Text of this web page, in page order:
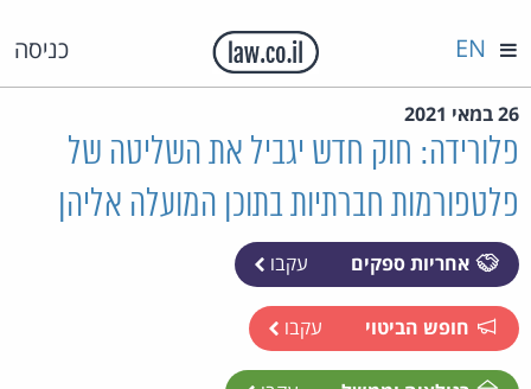
כניסה EN
26 במאי 2021
פלורידה: חוק חדש יגביל את השליטה של
פלטפורמות חברתיות בתוכן המועלה אליהן
אחריות ספקים עקבו
חופש הביטוי עקבו